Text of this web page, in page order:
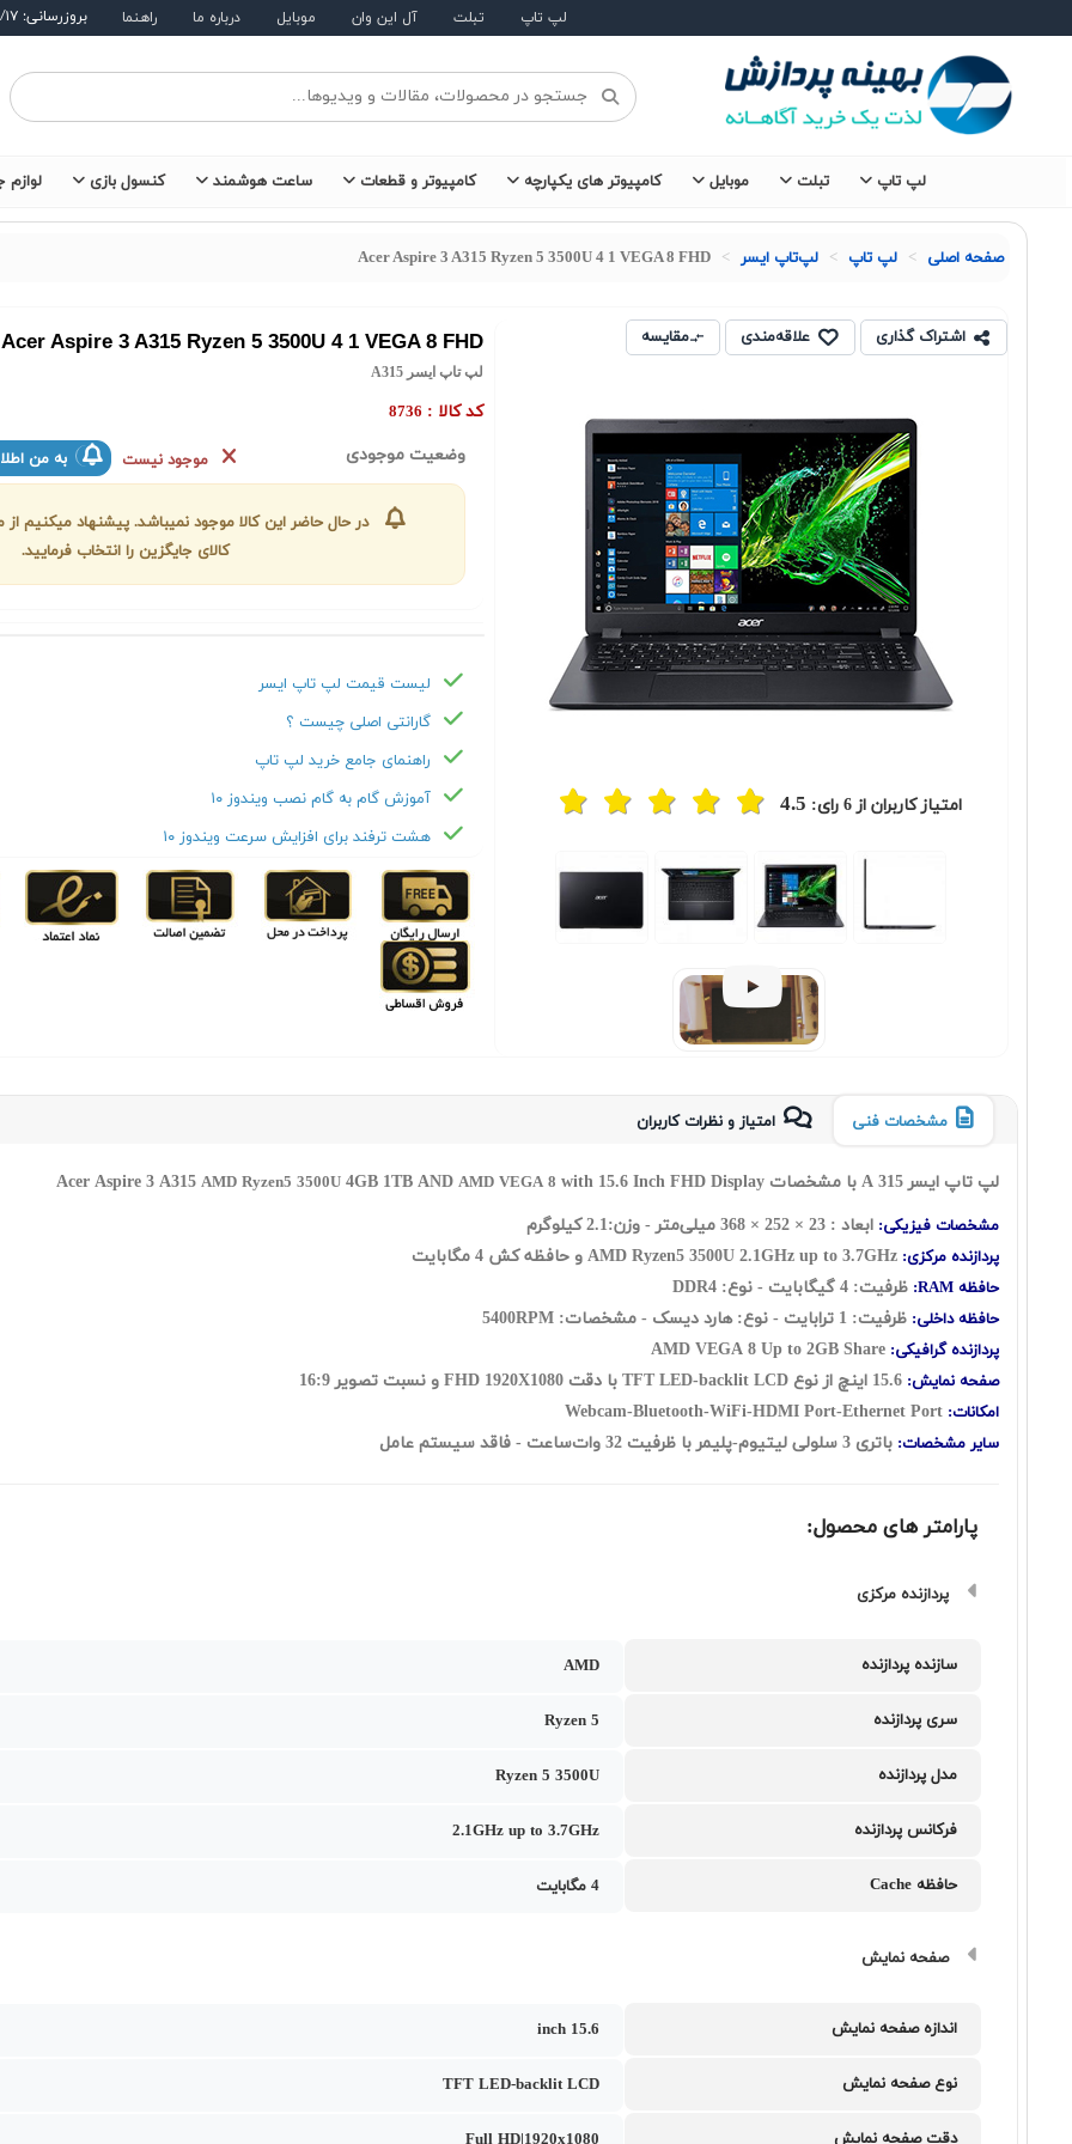
لپ تاپ تبلت آل این وان موبایل درباره ما راهنما بروزرسانی: ۱۴۰۵/۵/۱۷
لپ تاپ تبلت موبایل کامپیوتر های یکپارچه کامپیوتر و قطعات ساعت هوشمند کنسول بازی لوازم
صفحه اصلی لپ تاپ لپ‌تاپ ایسر Acer Aspire 3 A315 Ryzen 5 3500U 4 1 VEGA 8 FHD
اشتراک گذاری علاقه‌مندی مقایسه
امتیاز کاربران از6 رای: 4.5
Acer Aspire 3 A315 Ryzen 5 3500U 4 1 VEGA 8 FHD
لپ تاپ ایسر A315
کد کالا : 8736
وضعیت موجودی موجود نیست به من
در حال حاضر این کالا موجود نمیباشد. پیشنهاد میکنیم
کالای جایگزین را انتخاب فرمایید.
لیست قیمت لپ تاپ ايسر
گارانتی اصلی چیست ؟
راهنمای جامع خرید لپ تاپ
آموزش گام به گام نصب ویندوز ۱۰
هشت ترفند برای افزایش سرعت ویندوز ۱۰
مشخصات فنی امتیاز و نظرات کاربران
لپ تاپ ایسر A 315 با مشخصات Acer Aspire 3 A315 AMD Ryzen5 3500U 4GB 1TB ANDAMD VEGA 8 with 15.6 Inch FHD Display
مشخصات فیزیکی: ابعاد : 23 × 252 × 368 میلی‌متر - وزن:2.1 کیلوگرم
پردازنده مرکزی: AMD Ryzen5 3500U 2.1GHz up to 3.7GHz و حافظه کش 4 مگابایت
حافظه RAM: ظرفیت: 4 گیگابایت - نوع: DDR4
حافظه داخلی: ظرفیت: 1 ترابایت - نوع: هارد دیسک - مشخصات: 5400RPM
پردازنده گرافیکی: AMD VEGA 8 Up to 2GB Share
صفحه نمایش:
امکانات:
سایر مشخصات: باتری 3 سلولی لیتیوم-پلیمر با ظرفیت 32 وات‌ساعت - فاقد سیستم عامل
پارامتر های محصول:
پردازنده مرکزی
سازنده پردازنده AMD
سری پردازنده Ryzen 5
مدل پردازنده Ryzen 5 3500U
فرکانس پردازنده 2.1GHz up to 3.7GHz
حافظه Cache 4 مگابایت
صفحه نمایش
اندازه صفحه نمایش 15.6 inch
نوع صفحه نمایش TFT LED-backlit LCD
دقت صفحه نمایش